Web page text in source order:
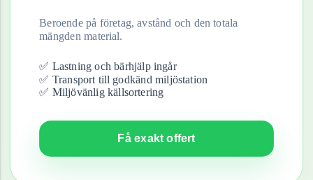
Beroende på företag, avstånd och den totala
mängden material.
✅ Lastning och bärhjälp ingår
✅ Transport till godkänd miljöstation
✅ Miljövänlig källsortering
Få exakt offert